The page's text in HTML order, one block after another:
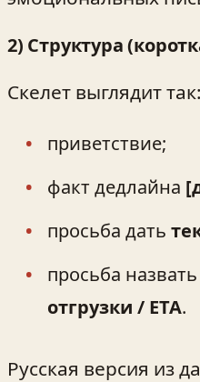
2) Структура
Скелет выглядит так:
приветствие;
факт дедлайна
просьба дать
просьба назвать
отгрузки / ETA.
Русская версия из